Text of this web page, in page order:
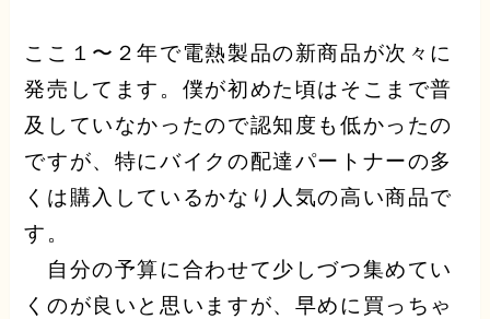
ここ１〜２年で電熱製品の新商品が次々に
発売してます。僕が初めた頃はそこまで普
及していなかったので認知度も低かったの
ですが、特にバイクの配達パートナーの多
くは購入しているかなり人気の高い商品で
す。
自分の予算に合わせて少しづつ集めてい
くのが良いと思いますが、早めに買っちゃ